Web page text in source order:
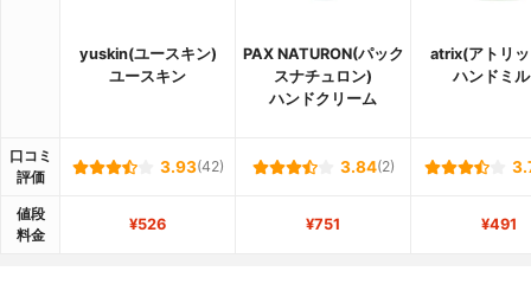
yuskin(ユースキン)
ユースキン
PAX NATURON(パック
スナチュロン)
ハンドクリーム
atrix(アトリ
ハンドミ
口コミ
評価
3.93(42) 3.84(2)
値段
料金
¥526 ¥751 ¥491